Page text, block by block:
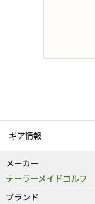
ギア情報
メーカー
テーラーメイドゴルフ
ブランド